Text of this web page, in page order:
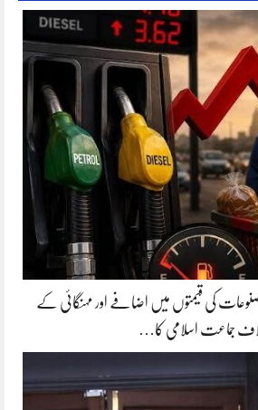
کی قیمتوں میں اضافے اور مہنگائی کے
جماعت اسلامی کا…